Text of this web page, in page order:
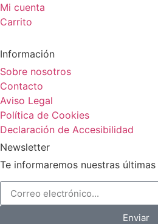
Mi cuenta
Carrito
Información
Sobre nosotros
Contacto
Aviso Legal
Política de Cookies
Declaración de Accesibilidad
Newsletter
Te informaremos nuestras
Enviar